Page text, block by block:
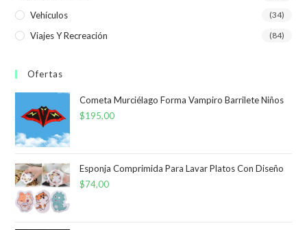
Vehículos (34)
Viajes Y Recreación (84)
Ofertas
Cometa Murciélago Forma Vampiro Barrilete Niños
$195,00
Esponja Comprimida Para Lavar Platos Con Diseño
$74,00